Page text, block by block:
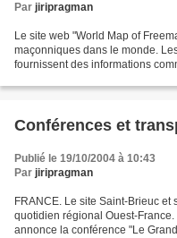
Par jiripragman
Le site web "World Map of
maçonniques dans le monde.
fournissent des informations
Conférences et
Publié le 19/10/2004 à 10:43
Par jiripragman
FRANCE. Le site Saint-Brieuc
quotidien régional Ouest-
annonce la conférence "Le